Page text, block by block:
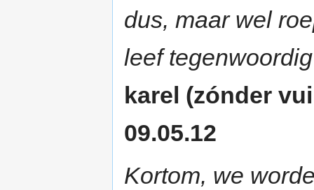
dus, maar wel
leef
karel (zónder
09.05.12
Kortom, we